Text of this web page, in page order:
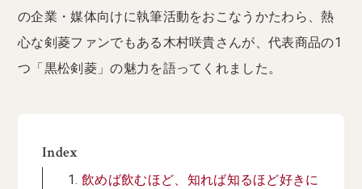
の企業・媒体向けに執筆活動をおこなうかたわら、熱
心な剣菱ファンでもある木村咲貴さんが、代表商品の1
つ「黒松剣菱」の魅力を語ってくれました。
Index
飲めば飲むほど、知れば知るほど好きに